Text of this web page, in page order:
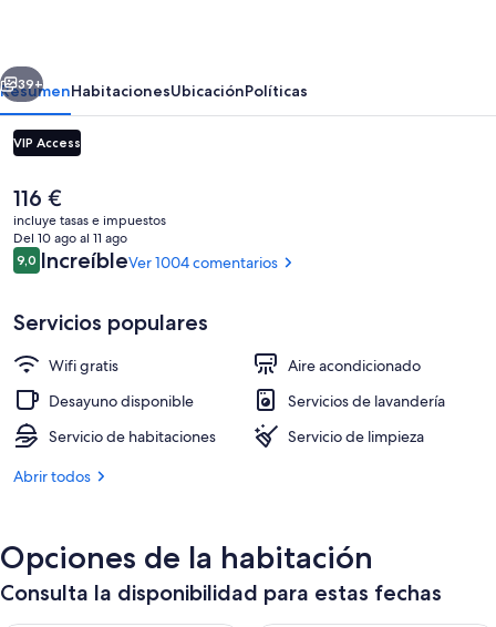
Preciados
Siguiente
39+
ResumenHabitacionesUbicaciónPolíticas
VIP Access
El
precio
actual
es
de
116 €
incluye tasas e impuestos
Del 10 ago al 11 ago
Comentarios
9,09,0 de 10
IncreíbleVer 1004 comentarios
Servicios populares
Wifi gratis
Aire acondicionado
Desayuno disponible
Servicios de lavandería
Servicio de habitaciones
Servicio de limpieza
Abrir todos
Opciones de la habitación
Consulta la disponibilidad para estas fechas